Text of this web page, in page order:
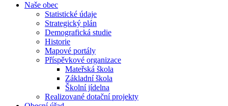
Naše obec
Statistické údaje
Strategický plán
Demografická studie
Historie
Mapové portály
Příspěvkové organizace
Mateřská škola
Základní škola
Školní jídelna
Realizované dotační projekty